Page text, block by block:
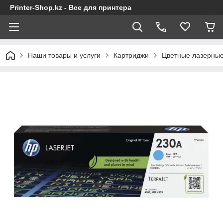
Printer-Shop.kz - Все для принтера
Наши товары и услуги Картриджи Цветные